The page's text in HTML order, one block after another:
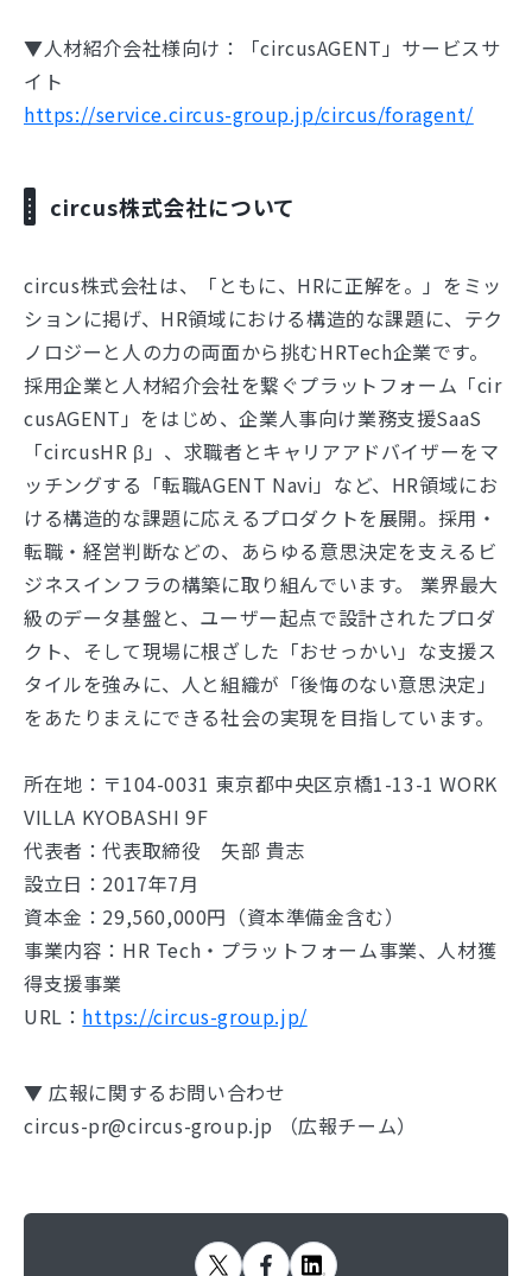
▼人材紹介会社様向け：「circusAGENT」サービスサ
イト
https://service.circus-group.jp/circus/foragent/
circus株式会社について
circus株式会社は、「ともに、HRに正解を。」をミッ
ションに掲げ、HR領域における構造的な課題に、テク
ノロジーと人の力の両面から挑むHRTech企業です。
採用企業と人材紹介会社を繋ぐプラットフォーム「cir
cusAGENT」をはじめ、企業人事向け業務支援SaaS
「circusHR β」、求職者とキャリアアドバイザーをマ
ッチングする「転職AGENT Navi」など、HR領域にお
ける構造的な課題に応えるプロダクトを展開。採用・
転職・経営判断などの、あらゆる意思決定を支えるビ
ジネスインフラの構築に取り組んでいます。 業界最大
級のデータ基盤と、ユーザー起点で設計されたプロダ
クト、そして現場に根ざした「おせっかい」な支援ス
タイルを強みに、人と組織が「後悔のない意思決定」
をあたりまえにできる社会の実現を目指しています。
所在地：〒104-0031 東京都中央区京橋1-13-1 WORK
VILLA KYOBASHI 9F
代表者：代表取締役 矢部 貴志
設立日：2017年7月
資本金：29,560,000円（資本準備金含む）
事業内容：HR Tech・プラットフォーム事業、人材獲
得支援事業
URL： https://circus-group.jp/
▼ 広報に関するお問い合わせ
circus-pr@circus-group.jp （広報チーム）